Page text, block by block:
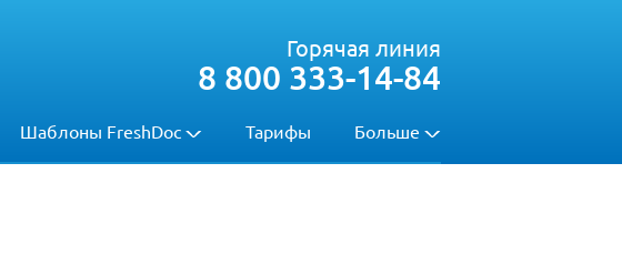
Шаблоны FreshDoc Тарифы Больше
Горячая линия
8 800 333-14-84